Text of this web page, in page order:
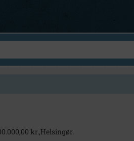
kr.,Helsingør.